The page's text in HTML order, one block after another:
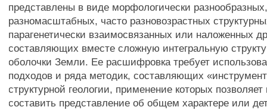
представлены в виде морфологически
разномасштабных, часто разновозрастных
парагенетически взаимосвязанных или наложенных
составляющих вместе сложную интегральную
оболочки Земли. Ее расшифровка требует
подходов и ряда методик, составляющих
структурной геологии, применение которых позволяет
составить представление об общем характере или